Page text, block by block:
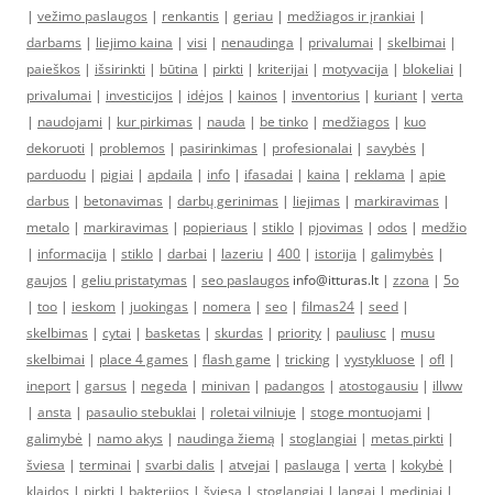
| vežimo paslaugos | renkantis | geriau | medžiagos ir įrankiai |
darbams | liejimo kaina | visi | nenaudinga | privalumai | skelbimai |
paieškos | išsirinkti | būtina | pirkti | kriterijai | motyvacija | blokeliai |
privalumai | investicijos | idėjos | kainos | inventorius | kuriant | verta
| naudojami | kur pirkimas | nauda | be tinko | medžiagos | kuo
dekoruoti | problemos | pasirinkimas | profesionalai | savybės |
parduodu | pigiai | apdaila | info | ifasadai | kaina | reklama | apie
darbus | betonavimas | darbų gerinimas | liejimas | markiravimas |
metalo | markiravimas | popieriaus | stiklo | pjovimas | odos | medžio
| informacija | stiklo | darbai | lazeriu | 400 | istorija | galimybės |
gaujos | geliu pristatymas | seo paslaugos info@itturas.lt | zzona | 5o
| too | ieskom | juokingas | nomera | seo | filmas24 | seed |
skelbimas | cytai | basketas | skurdas | priority | pauliusc | musu
skelbimai | place 4 games | flash game | tricking | vystykluose | ofl |
ineport | garsus | negeda | minivan | padangos | atostogausiu | illww
| ansta | pasaulio stebuklai | roletai vilniuje | stoge montuojami |
galimybė | namo akys | naudinga žiemą | stoglangiai | metas pirkti |
šviesa | terminai | svarbi dalis | atvejai | paslauga | verta | kokybė |
klaidos | pirkti | bakterijos | šviesa | stoglangiai | langai | mediniai |